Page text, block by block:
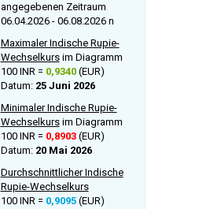
angegebenen Zeitraum
06.04.2026 - 06.08.2026 n
Maximaler Indische Rupie-
Wechselkursim Diagramm
100 INR = 0,9340(EUR)
Datum: 25 Juni 2026
Minimaler Indische Rupie-
Wechselkursim Diagramm
100 INR = 0,8903(EUR)
Datum: 20 Mai 2026
Durchschnittlicher Indische
Rupie-Wechselkurs
100 INR = 0,9095(EUR)